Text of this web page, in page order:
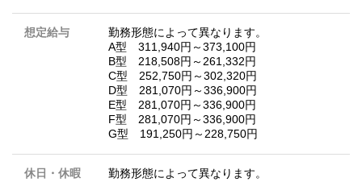
想定給与
勤務形態によって異なります。
A型 311,940円～373,100円
B型 218,508円～261,332円
C型 252,750円～302,320円
D型 281,070円～336,900円
E型 281,070円～336,900円
F型 281,070円～336,900円
G型 191,250円～228,750円
休日・休暇
勤務形態によって異なります。